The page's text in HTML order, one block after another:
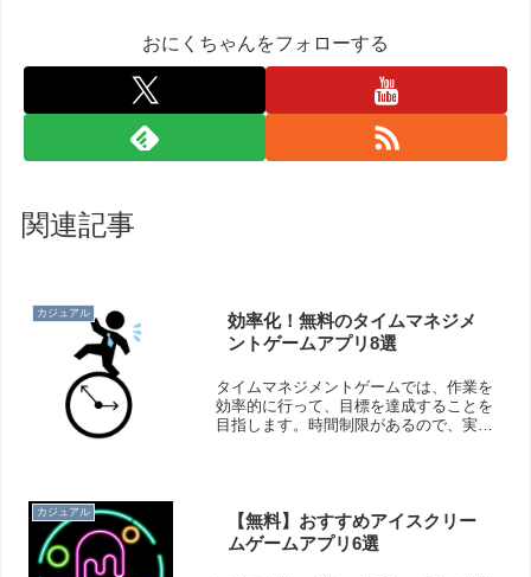
おにくちゃんをフォローする
関連記事
カジュアル
効率化！無料のタイムマネジメ
ントゲームアプリ8選
タイムマネジメントゲームでは、作業を
効率的に行って、目標を達成することを
目指します。時間制限があるので、実際
カジュアル
【無料】おすすめアイスクリー
ムゲームアプリ6選